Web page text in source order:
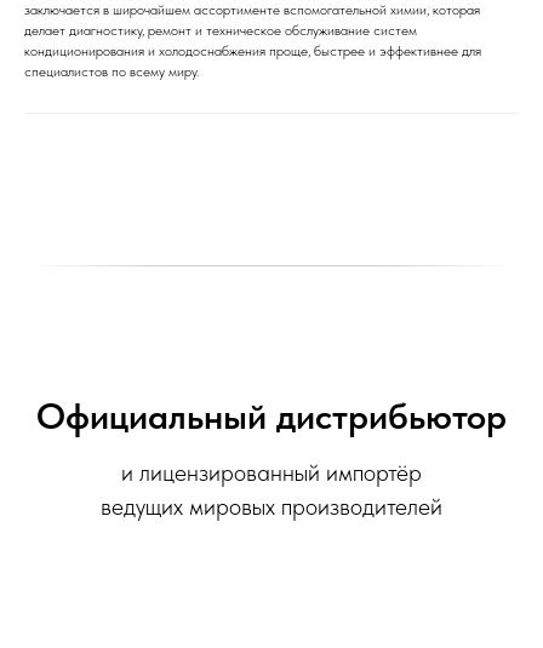
заключается в широчайшем ассортименте вспомогательной химии, которая
делает диагностику, ремонт и техническое обслуживание систем
кондиционирования и холодоснабжения проще, быстрее и эффективнее для
специалистов по всему миру.
Официальный дистрибьютор
и лицензированный импортёр
ведущих мировых производителей